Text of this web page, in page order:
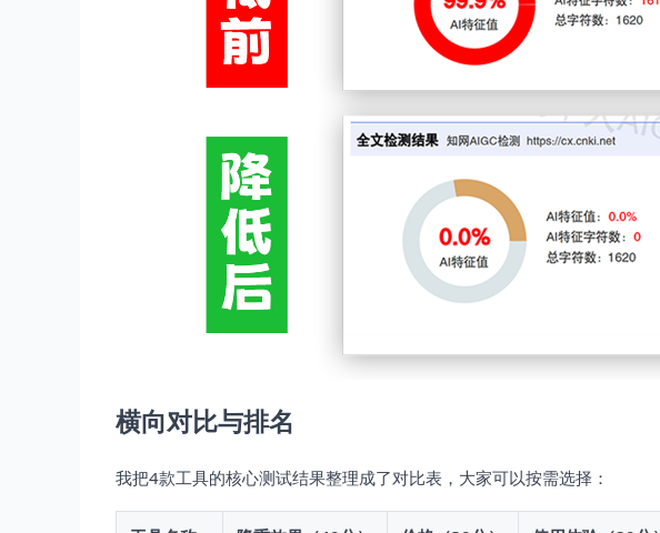
横向对比与排名
我把4款工具的核心测试结果整理成了对比表，大家可以按需选择：